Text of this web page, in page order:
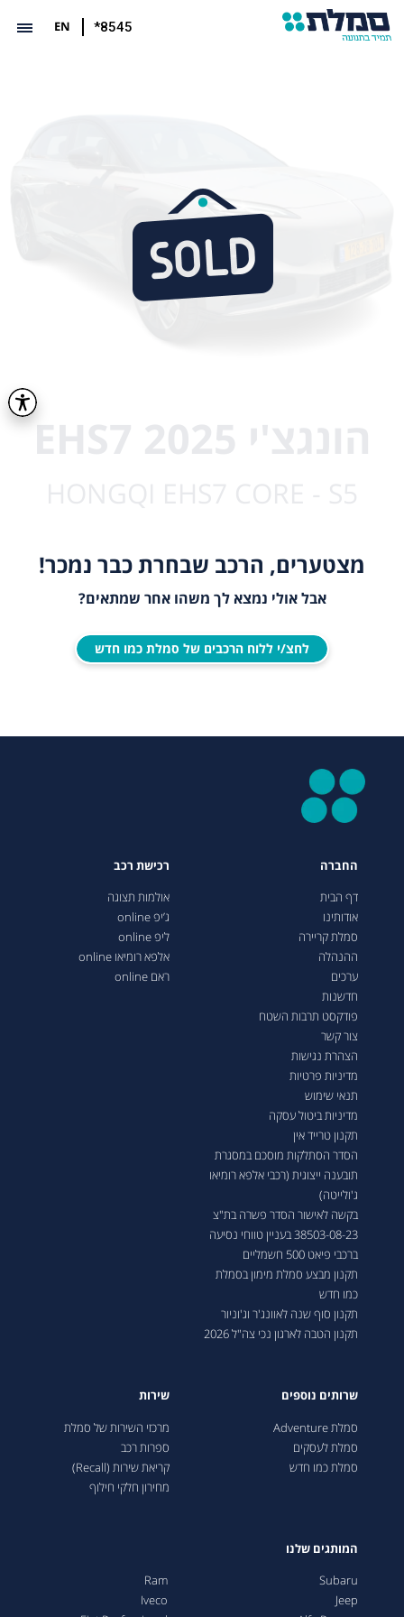
*8545
EN
מצטערים, הרכב שבחרת כבר נמכר!
אבל אולי נמצא לך משהו אחר שמתאים?
לחצ/י ללוח הרכבים של סמלת כמו חדש
החברה
דף הבית
אודותינו
סמלת קריירה
ההנהלה
ערכים
חדשנות
פודקסט תרבות השטח
צור קשר
הצהרת נגישות
מדיניות פרטיות
תנאי שימוש
מדיניות ביטול עסקה
תקנון טרייד אין
הסדר הסתלקות מוסכם במסגרת
תובענה ייצוגית (רכבי אלפא רומיאו
ג'ולייטה)
בקשה לאישור הסדר פשרה בת"צ
38503-08-23 בעניין טווחי נסיעה
ברכבי פיאט 500 חשמליים
תקנון מבצע סמלת מימון בסמלת
כמו חדש
תקנון סוף שנה לאוונג'ר וג'וניור
תקנון הטבה לארגון נכי צה"ל 2026
רכישת רכב
אולמות תצוגה
ג’יפ online
ליפ online
אלפא רומיאו online
ראם online
שרותים נוספים
סמלת Adventure
סמלת לעסקים
סמלת כמו חדש
שירות
מרכזי השירות של סמלת
ספרות רכב
קריאת שירות (Recall)
מחירון חלקי חילוף
המותגים שלנו
Subaru
Jeep
Ram
Iveco